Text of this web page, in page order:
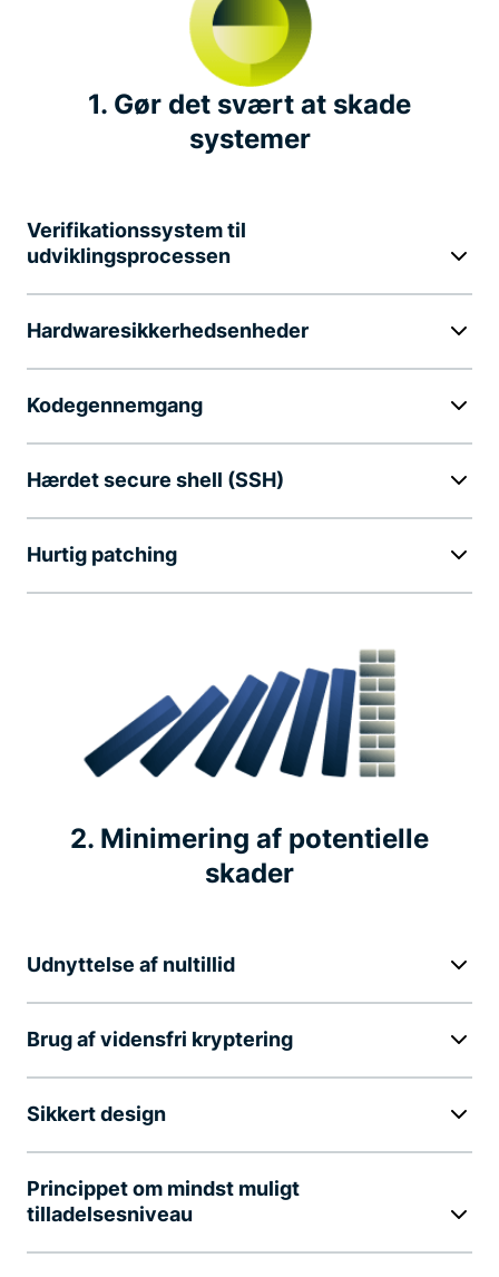
Lederskab i branchen
1. Gør det svært at skade
systemer
Verifikationssystem til
udviklingsprocessen
Hardwaresikkerhedsenheder
Kodegennemgang
Hærdet secure shell (SSH)
Hurtig patching
2. Minimering af potentielle
skader
Udnyttelse af nultillid
Brug af vidensfri kryptering
Sikkert design
Princippet om mindst muligt
tilladelsesniveau